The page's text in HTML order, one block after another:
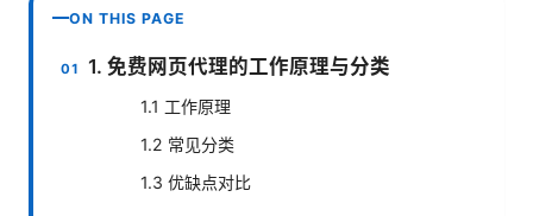
ON THIS PAGE
1. 免费网页代理的工作原理与分类
1.1 工作原理
1.2 常见分类
1.3 优缺点对比